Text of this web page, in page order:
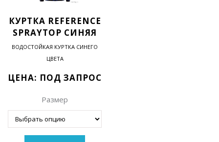
КУРТКА REFERENCE
SPRAYTOP СИНЯЯ
ВОДОСТОЙКАЯ КУРТКА СИНЕГО
ЦВЕТА
ЦЕНА: ПОД ЗАПРОС
Размер